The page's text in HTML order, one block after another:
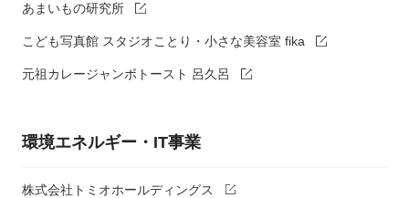
あまいもの研究所
こども写真館 スタジオことり・小さな美容室 fika
元祖カレージャンボトースト 呂久呂
環境エネルギー・IT事業
株式会社トミオホールディングス